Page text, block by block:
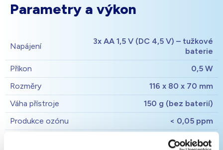
Parametry a výkon
Napájení
3x AA 1,5 V (DC 4,5 V) – tužkové
baterie
Příkon
0,5 W
Rozměry
116 x 80 x 70 mm
Váha přístroje
150 g (bez baterií)
Produkce ozónu
< 0,05 ppm
do 400 litrů